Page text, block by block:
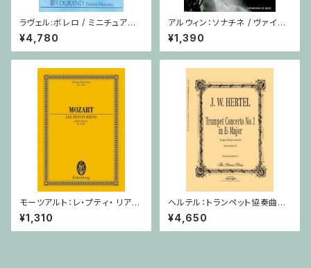
ラヴェル:ボレロ / ミニチュアス
コア
¥4,780
アルウィン：ソナチネ / ヴァイオ
リン・ピアノ
¥1,390
モーツアルト：レ・プティ・ リア
ン/ミニチュアスコア
¥1,310
ヘルテル：トランペット協奏曲第1
番 変ホ長調/トランペット・ピア
ノ
¥4,650